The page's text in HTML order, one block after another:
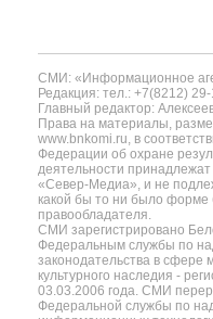
СМИ: «Информационное
Редакция: тел.: +7(8212)
Главный редактор:
Права на материалы,
www.bnkomi.ru, в
Федерации об охране
деятельности
«Север-Медиа», и не
какой бы то ни было форме
правообладателя.
СМИ зарегистрировано
Федеральным службы по
законодательства в сфере
культурного наследия -
03.03.2006 года. СМИ
Федеральной службы по